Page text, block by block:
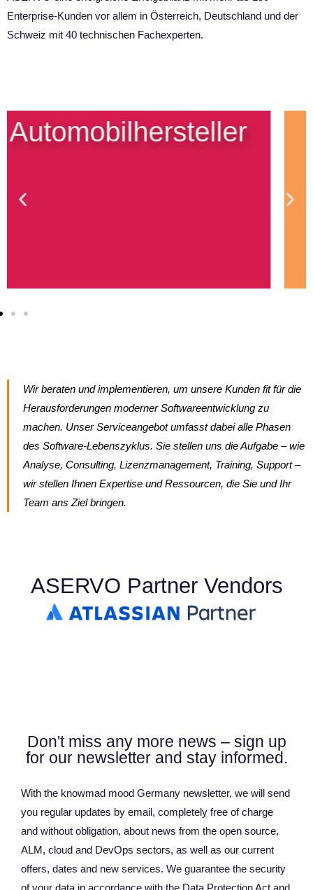
Enterprise-Kunden vor allem in Österreich, Deutschland und der
Schweiz mit 40 technischen Fachexperten.
Luftfahrt
Wir beraten und implementieren, um unsere Kunden fit für die
Herausforderungen moderner Softwareentwicklung zu
machen. Unser Serviceangebot umfasst dabei alle Phasen
des Software-Lebenszyklus. Sie stellen uns die Aufgabe – wie
Analyse, Consulting, Lizenzmanagement, Training, Support –
wir stellen Ihnen Expertise und Ressourcen, die Sie und Ihr
Team ans Ziel bringen.
ASERVO Partner Vendors
Don't miss any more news – sign up
for our newsletter and stay informed.
With the knowmad mood Germany newsletter, we will send
you regular updates by email, completely free of charge
and without obligation, about news from the open source,
ALM, cloud and DevOps sectors, as well as our current
offers, dates and new services. We guarantee the security
of your data in accordance with the Data Protection Act and